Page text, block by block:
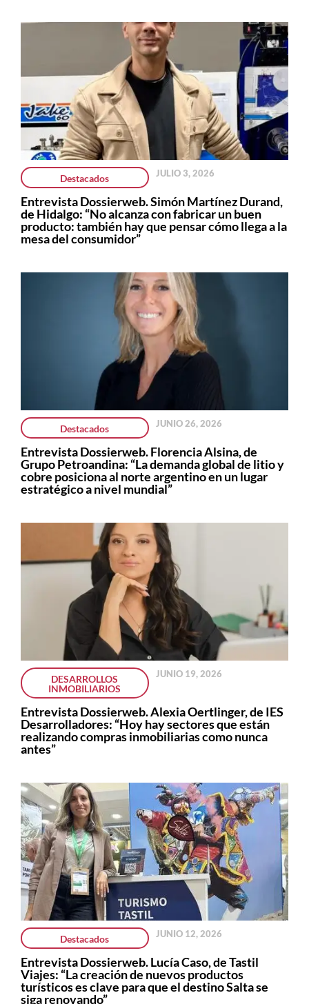
Destacados JULIO 3, 2026
Entrevista Dossierweb. Simón Martínez Durand,
de Hidalgo: “No alcanza con fabricar un buen
producto: también hay que pensar cómo llega a la
mesa del consumidor”
Destacados JUNIO 26, 2026
Entrevista Dossierweb. Florencia Alsina, de
Grupo Petroandina: “La demanda global de litio y
cobre posiciona al norte argentino en un lugar
estratégico a nivel mundial”
DESARROLLOS
INMOBILIARIOS
JUNIO 19, 2026
Entrevista Dossierweb. Alexia Oertlinger, de IES
Desarrolladores: “Hoy hay sectores que están
realizando compras inmobiliarias como nunca
antes”
Destacados JUNIO 12, 2026
Entrevista Dossierweb. Lucía Caso, de Tastil
Viajes: “La creación de nuevos productos
turísticos es clave para que el destino Salta se
siga renovando”